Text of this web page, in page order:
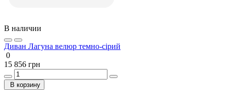
В наличии
Диван Лагуна велюр темно-сірий
0
15 856 грн
В корзину